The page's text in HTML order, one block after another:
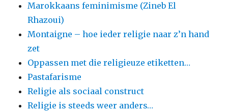
Marokkaans feminimisme (Zineb El
Rhazoui)
Montaigne – hoe ieder religie naar z’n hand
zet
Oppassen met die religieuze etiketten…
Pastafarisme
Religie als sociaal construct
Religie is steeds weer anders…